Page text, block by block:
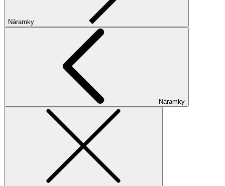
Náramky
Náramky